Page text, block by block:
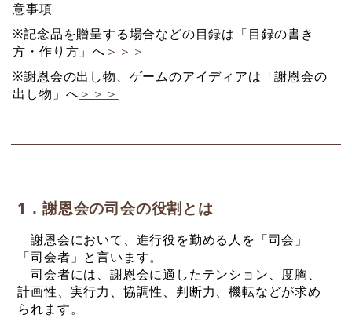
意事項
※記念品を贈呈する場合などの目録は「目録の書き
方・作り方」へ ＞＞＞
※謝恩会の出し物、ゲームのアイディアは「謝恩会の
出し物」へ＞＞＞
1．謝恩会の司会の役割とは
謝恩会において、進行役を勤める人を「司会」
「司会者」と言います。
司会者には、謝恩会に適したテンション、度胸、
計画性、実行力、協調性、判断力、機転などが求め
られます。